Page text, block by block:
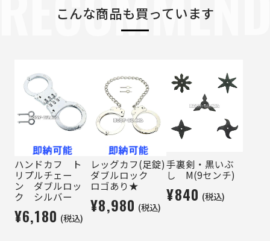
こんな商品も買っています
ハンドカフ ト
リプルチェー
ン ダブルロッ
ク シルバー
¥6,180 (税込)
レッグカフ(足錠)
ダブルロック
ロゴあり★
¥8,980 (税込)
手裏剣・黒いぶ
し M(9センチ)
¥840 (税込)